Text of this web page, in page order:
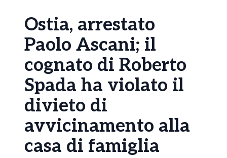
Ostia, arrestato
Paolo Ascani; il
cognato di Roberto
Spada ha violato il
divieto di
avvicinamento alla
casa di famiglia